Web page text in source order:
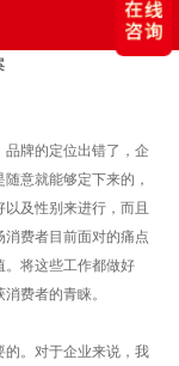
牌的定位出错了，企
意就能够定下来的，
及性别来进行，而且
费者目前面对的痛点
。将这些工作都做好
费者的青睐。
。对于企业来说，我